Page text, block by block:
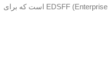
EDSFF (Enterprise and Datacenter SSD Form Factor) است که برای